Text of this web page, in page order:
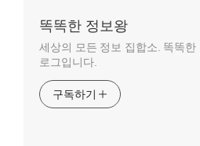
똑똑한 정보왕
세상의 모든 정보 집합소. 똑똑한
로그입니다.
구독하기